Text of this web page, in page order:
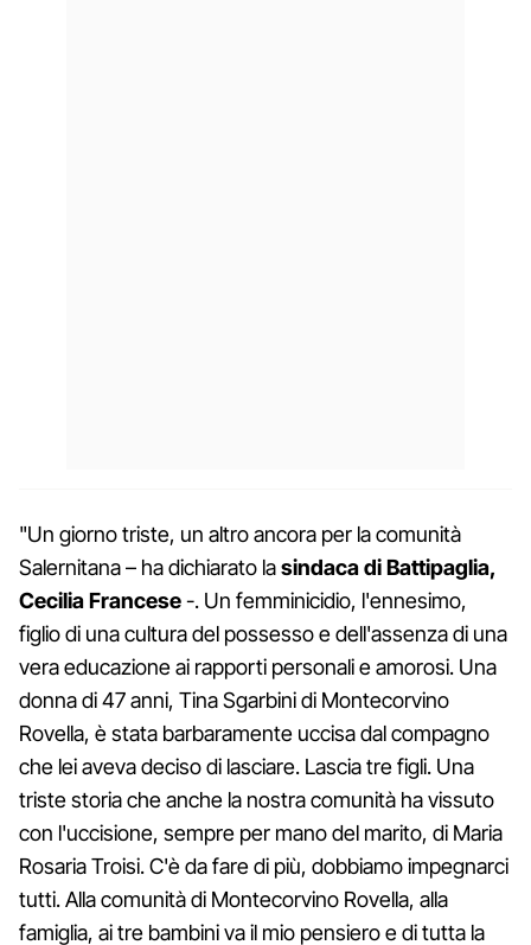
"Un giorno triste, un altro ancora per la comunità
Salernitana – ha dichiarato lasindaca di Battipaglia,
Cecilia Francese-. Un femminicidio, l'ennesimo,
figlio di una cultura del possesso e dell'assenza di una
vera educazione ai rapporti personali e amorosi. Una
donna di 47 anni, Tina Sgarbini di Montecorvino
Rovella, è stata barbaramente uccisa dal compagno
che lei aveva deciso di lasciare. Lascia tre figli. Una
triste storia che anche la nostra comunità ha vissuto
con l'uccisione, sempre per mano del marito, di Maria
Rosaria Troisi. C'è da fare di più, dobbiamo impegnarci
tutti. Alla comunità di Montecorvino Rovella, alla
famiglia, ai tre bambini va il mio pensiero e di tutta la